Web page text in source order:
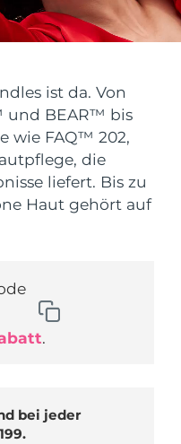
ist da. Von
und BEAR™ bis
wie FAQ™ 202,
die
liefert. Bis zu
Haut gehört auf
.
bei jeder
Abonnements
Lieferung8/10/26
Lieferung
Lieferung8/9/26
Lieferung
Erwartete Lieferung